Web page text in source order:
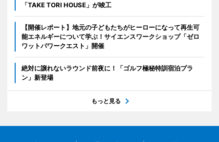
「TAKE TORI HOUSE」が竣工
【開催レポート】地元の子どもたちがヒーローになって再生可
能エネルギーについて学ぶ！サイエンスワークショップ「ゼロ
ワットパワークエスト」開催
絶対に譲れないラウンド前夜に！「ゴルフ極秘特訓宿泊プラ
ン」新登場
もっと見る